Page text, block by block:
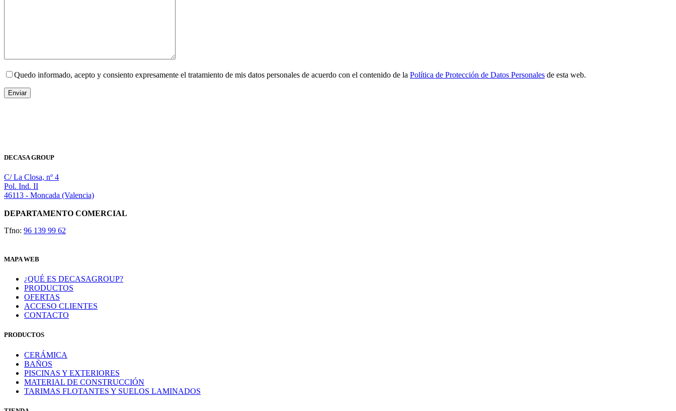
Quedo informado, acepto y consiento expresamente el tratamiento de mis datos personales de acuerdo con el contenido de la Política de Protección de Datos Personales de esta web.
DECASA GROUP
C/ La Closa, nº 4
Pol. Ind. II
46113 - Moncada (Valencia)
DEPARTAMENTO COMERCIAL
Tfno: 96 139 99 62
MAPA WEB
¿QUÉ ES DECASAGROUP?
PRODUCTOS
OFERTAS
ACCESO CLIENTES
CONTACTO
PRODUCTOS
CERÁMICA
BAÑOS
PISCINAS Y EXTERIORES
MATERIAL DE CONSTRUCCIÓN
TARIMAS FLOTANTES Y SUELOS LAMINADOS